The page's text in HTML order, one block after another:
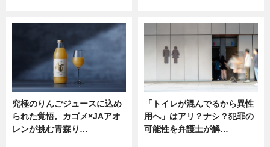
究極のりんごジュースに込め
られた覚悟。カゴメ×JAアオ
レンが挑む青森り…
「トイレが混んでるから異性
用へ」はアリ？ナシ？犯罪の
可能性を弁護士が解…